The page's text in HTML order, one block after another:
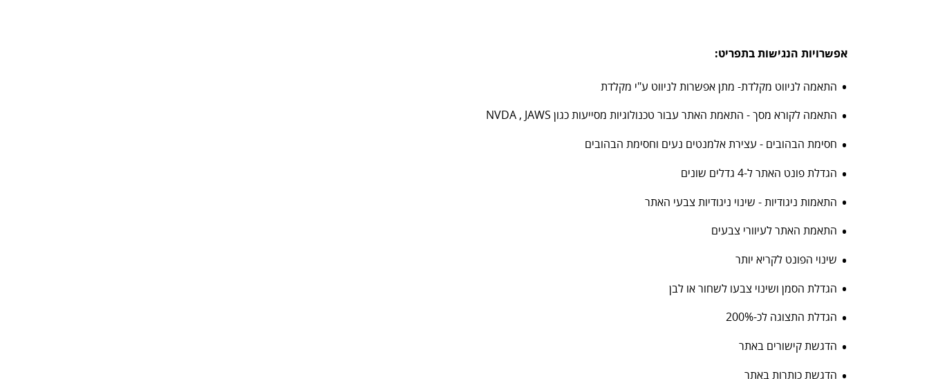
אפשרויות הנגישות בתפריט:
התאמה לניווט מקלדת- מתן אפשרות לניווט ע"י מקלדת
התאמה לקורא מסך - התאמת האתר עבור טכנולוגיות מסייעות כגון NVDA , JAWS
חסימת הבהובים - עצירת אלמנטים נעים וחסימת הבהובים
הגדלת פונט האתר ל-4 גדלים שונים
התאמות ניגודיות - שינוי ניגודיות צבעי האתר
התאמת האתר לעיוורי צבעים
שינוי הפונט לקריא יותר
הגדלת הסמן ושינוי צבעו לשחור או לבן
הגדלת התצוגה לכ-200%
הדגשת קישורים באתר
הדגשת כותרות באתר